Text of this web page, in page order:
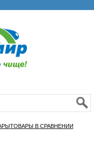
ТОВАРЫ В СРАВНЕНИИ